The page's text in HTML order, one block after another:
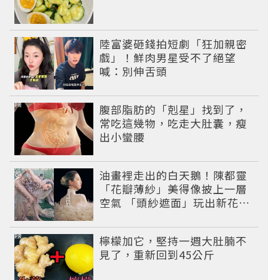
陸富婆砸錢拍短劇「狂加親密
戲」！鮮肉男星受不了絕望
喊：別伸舌頭
腹部脂肪的「剋星」找到了，
常吃這幾物，吃走大肚囊，瘦
出小蠻腰
PR
油畫裡走出的白天鵝！陳都靈
「花瓣薄紗」美得像披上一層
空氣 「頭紗遮面」玩出新花樣
檸檬加它，堅持一週大肚腩不
見了，重新回到45公斤
PR